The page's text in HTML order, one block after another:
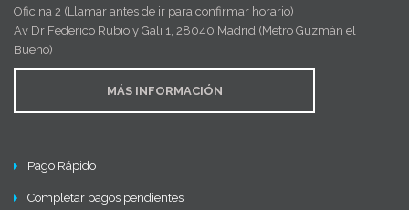
Oficina 2 (Llamar antes de ir para confirmar horario)
Av Dr Federico Rubio y Gali 1, 28040 Madrid (Metro Guzmán el
Bueno)
MÁS INFORMACIÓN
Pago Rápido
Completar pagos pendientes